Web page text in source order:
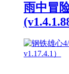
雨中冒